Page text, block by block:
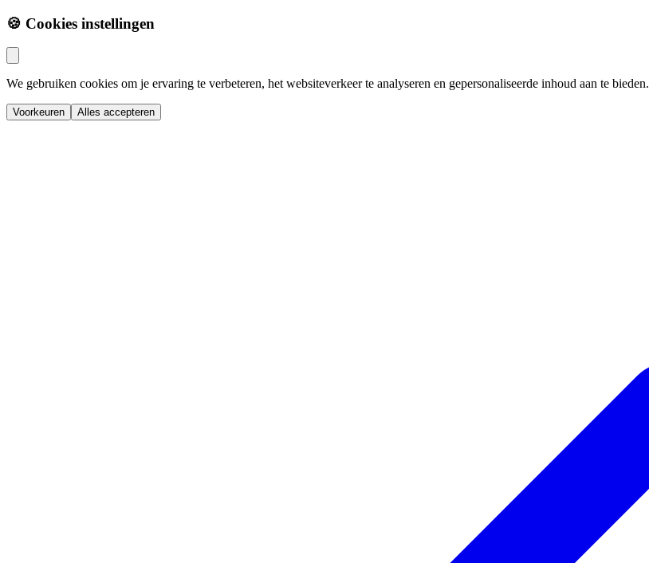
🍪 Cookies instellingen
We gebruiken cookies om je ervaring te verbeteren, het websiteverkeer te analyseren en gepersonaliseerde inhoud aan te bieden.
Voorkeuren Alles accepteren